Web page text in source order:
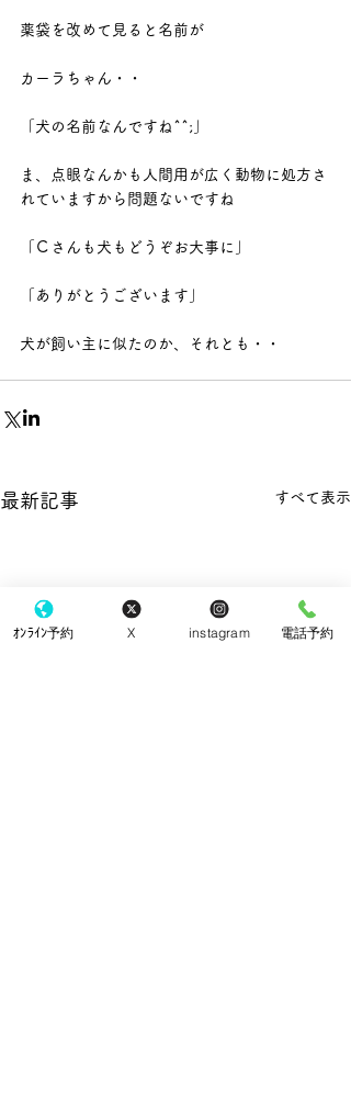
薬袋を改めて見ると名前が
カーラちゃん・・
「犬の名前なんですね^^;」
ま、点眼なんかも人間用が広く動物に処方さ
れていますから問題ないですね
「Ｃさんも犬もどうぞお大事に」
「ありがとうございます」
犬が飼い主に似たのか、それとも・・
最新記事 すべて表示
ｵﾝﾗｲﾝ予約 X instagram 電話予約